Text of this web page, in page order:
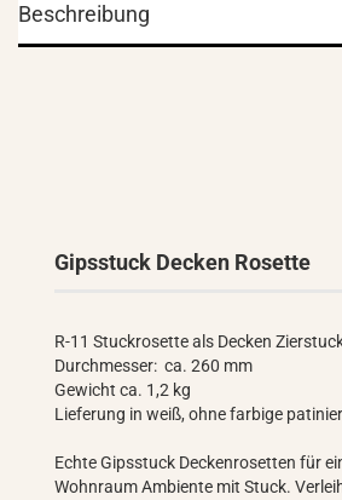
Beschreibung
Gipsstuck Decken Rosette
R-11 Stuckrosette als Decken
Durchmesser: ca. 260 mm
Gewicht ca. 1,2 kg
Lieferung in weiß, ohne farbige
Echte Gipsstuck Deckenrosetten für
Wohnraum Ambiente mit Stuck.